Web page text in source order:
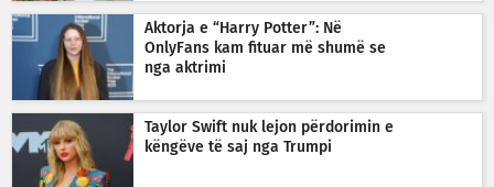
Aktorja e “Harry Potter”: Në
OnlyFans kam fituar më shumë se
nga aktrimi
Taylor Swift nuk lejon përdorimin e
këngëve të saj nga Trumpi